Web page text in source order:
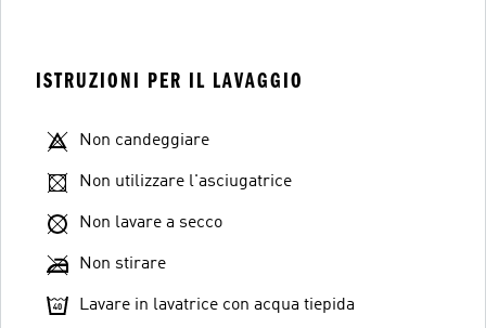
ISTRUZIONI PER IL LAVAGGIO
Non candeggiare
Non utilizzare l'asciugatrice
Non lavare a secco
Non stirare
Lavare in lavatrice con acqua tiepida